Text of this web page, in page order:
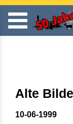
Alte
10-06-1999